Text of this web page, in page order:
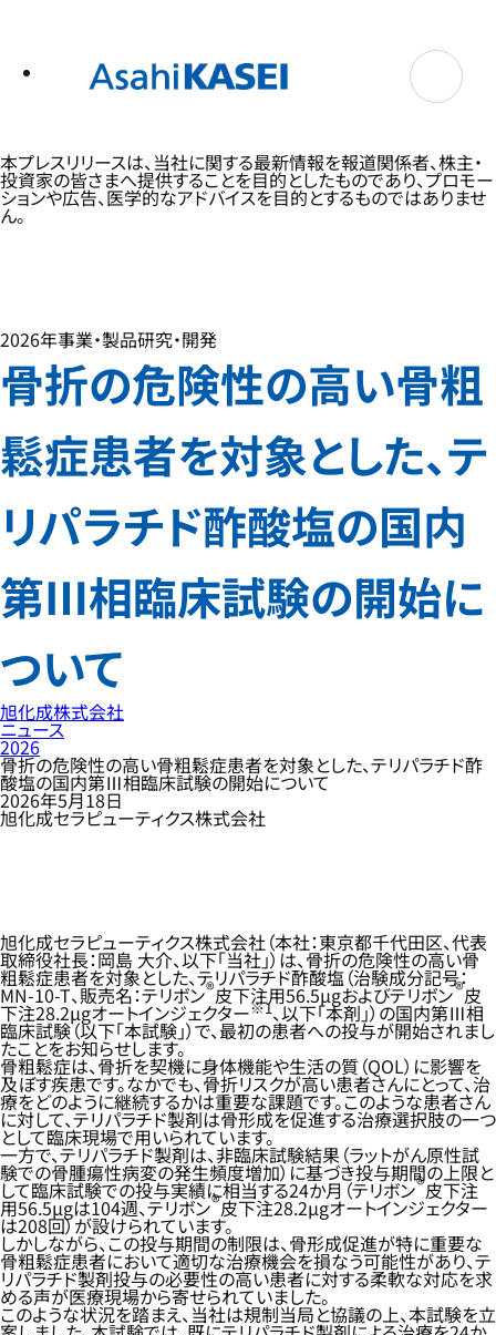
本プレスリリースは、当社に関する最新情報を報道関係者、株主・
投資家の皆さまへ提供することを目的としたものであり、プロモー
ションや広告、医学的なアドバイスを目的とするものではありませ
ん。
2026年事業・製品研究・開発
骨折の危険性の高い骨粗
鬆症患者を対象とした、テ
リパラチド酢酸塩の国内
第Ⅲ相臨床試験の開始に
ついて
旭化成株式会社
ニュース
2026
骨折の危険性の高い骨粗鬆症患者を対象とした、テリパラチド酢
酸塩の国内第Ⅲ相臨床試験の開始について
2026年5月18日
旭化成セラピューティクス株式会社
旭化成セラピューティクス株式会社（本社：東京都千代田区、代表
取締役社長：岡島 大介、以下「当社」）は、骨折の危険性の高い骨
粗鬆症患者を対象とした、テリパラチド酢酸塩（治験成分記号：
MN-10-T、販売名：テリボン®皮下注用56.5μgおよびテリボン®皮
下注28.2μgオートインジェクター※1、以下「本剤」）の国内第Ⅲ相
臨床試験（以下「本試験」）で、最初の患者への投与が開始されまし
たことをお知らせします。
骨粗鬆症は、骨折を契機に身体機能や生活の質（QOL）に影響を
及ぼす疾患です。なかでも、骨折リスクが高い患者さんにとって、治
療をどのように継続するかは重要な課題です。このような患者さん
に対して、テリパラチド製剤は骨形成を促進する治療選択肢の一つ
として臨床現場で用いられています。
一方で、テリパラチド製剤は、非臨床試験結果（ラットがん原性試
験での骨腫瘍性病変の発生頻度増加）に基づき投与期間の上限と
して臨床試験での投与実績に相当する24か月（テリボン®皮下注
用56.5μgは104週、テリボン®皮下注28.2μgオートインジェクター
は208回）が設けられています。
しかしながら、この投与期間の制限は、骨形成促進が特に重要な
骨粗鬆症患者において適切な治療機会を損なう可能性があり、テ
リパラチド製剤投与の必要性の高い患者に対する柔軟な対応を求
める声が医療現場から寄せられていました。
このような状況を踏まえ、当社は規制当局と協議の上、本試験を立